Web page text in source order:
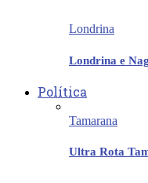
Londrina
Londrina e
Política
Tamarana
Ultra Rota